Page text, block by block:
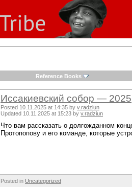
Reference Books
Иссакиевский собор — 2025
Posted 10.11.2025 at 14:35 by v.radziun
Updated 10.11.2025 at 15:23 by v.radziun
Что вам рассказать о долгожданном
Протопопову и его команде, которые
Posted in Uncategorized